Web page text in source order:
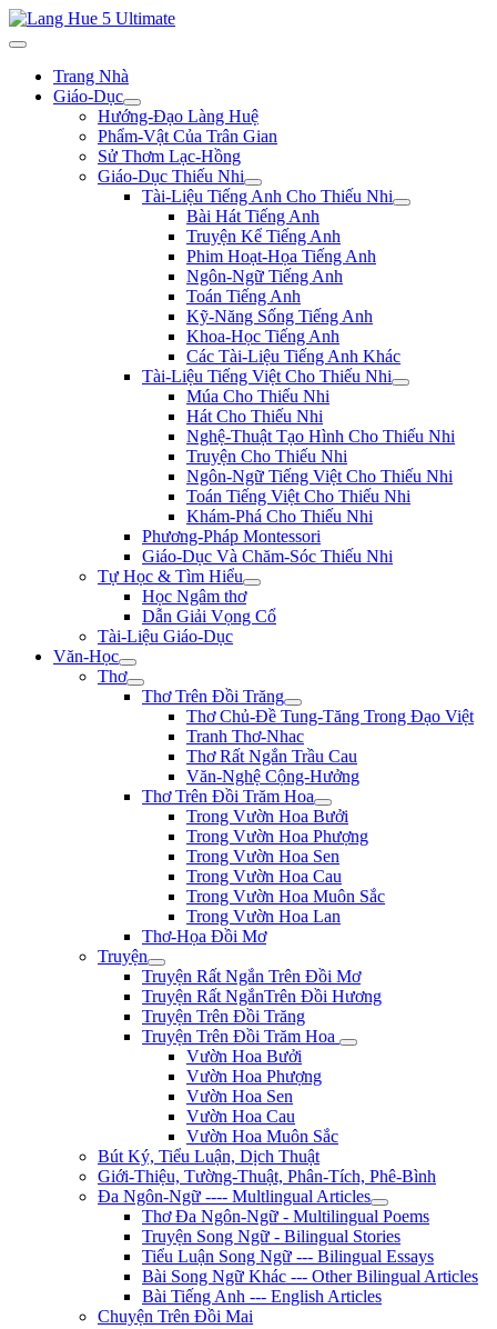
Trang Nhà
Giáo-Dục
Hướng-Đạo Làng Huệ
Phẩm-Vật Của Trân Gian
Sử Thơm Lạc-Hồng
Giáo-Dục Thiếu Nhi
Tài-Liệu Tiếng Anh Cho Thiếu Nhi
Bài Hát Tiếng Anh
Truyện Kể Tiếng Anh
Phim Hoạt-Họa Tiếng Anh
Ngôn-Ngữ Tiếng Anh
Toán Tiếng Anh
Kỹ-Năng Sống Tiếng Anh
Khoa-Học Tiếng Anh
Các Tài-Liệu Tiếng Anh Khác
Tài-Liệu Tiếng Việt Cho Thiếu Nhi
Múa Cho Thiếu Nhi
Hát Cho Thiếu Nhi
Nghệ-Thuật Tạo Hình Cho Thiếu Nhi
Truyện Cho Thiếu Nhi
Ngôn-Ngữ Tiếng Việt Cho Thiếu Nhi
Toán Tiếng Việt Cho Thiếu Nhi
Khám-Phá Cho Thiếu Nhi
Phương-Pháp Montessori
Giáo-Dục Và Chăm-Sóc Thiếu Nhi
Tự Học & Tìm Hiểu
Học Ngâm thơ
Dẫn Giải Vọng Cổ
Tài-Liệu Giáo-Dục
Văn-Học
Thơ
Thơ Trên Đồi Trăng
Thơ Chủ-Đề Tung-Tăng Trong Đạo Việt
Tranh Thơ-Nhac
Thơ Rất Ngắn Trầu Cau
Văn-Nghệ Cộng-Hưởng
Thơ Trên Đồi Trăm Hoa
Trong Vườn Hoa Bưởi
Trong Vườn Hoa Phượng
Trong Vườn Hoa Sen
Trong Vườn Hoa Cau
Trong Vườn Hoa Muôn Sắc
Trong Vườn Hoa Lan
Thơ-Họa Đồi Mơ
Truyện
Truyện Rất Ngắn Trên Đồi Mơ
Truyện Rất NgắnTrên Đồi Hương
Truyện Trên Đồi Trăng
Truyện Trên Đồi Trăm Hoa
Vườn Hoa Bưởi
Vườn Hoa Phượng
Vườn Hoa Sen
Vườn Hoa Cau
Vườn Hoa Muôn Sắc
Bút Ký, Tiểu Luận, Dịch Thuật
Giới-Thiệu, Tường-Thuật, Phân-Tích, Phê-Bình
Đa Ngôn-Ngữ ---- Multlingual Articles
Thơ Đa Ngôn-Ngữ - Multilingual Poems
Truyện Song Ngữ - Bilingual Stories
Tiểu Luận Song Ngữ --- Bilingual Essays
Bài Song Ngữ Khác --- Other Bilingual Articles
Bài Tiếng Anh --- English Articles
Chuyện Trên Đồi Mai